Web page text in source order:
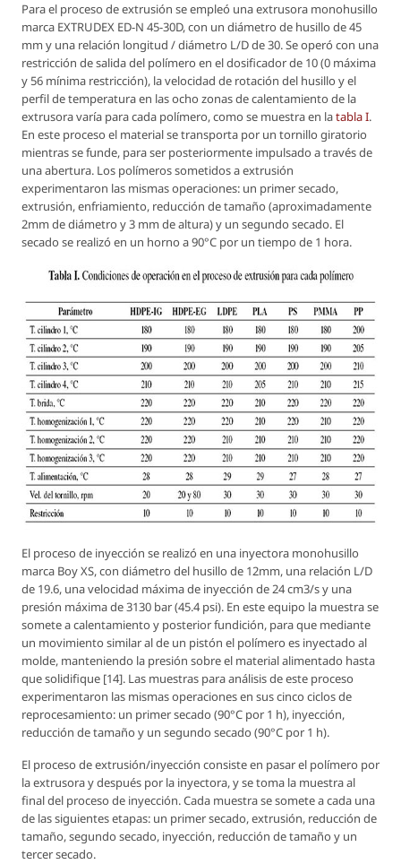
Para el proceso de extrusión se empleó una extrusora monohusillo
marca EXTRUDEX ED-N 45-30D, con un diámetro de husillo de 45
mm y una relación longitud / diámetro L/D de 30. Se operó con una
restricción de salida del polímero en el dosificador de 10 (0 máxima
y 56 mínima restricción), la velocidad de rotación del husillo y el
perfil de temperatura en las ocho zonas de calentamiento de la
extrusora varía para cada polímero, como se muestra en latabla I.
En este proceso el material se transporta por un tornillo giratorio
mientras se funde, para ser posteriormente impulsado a través de
una abertura. Los polímeros sometidos a extrusión
experimentaron las mismas operaciones: un primer secado,
extrusión, enfriamiento, reducción de tamaño (aproximadamente
2mm de diámetro y 3 mm de altura) y un segundo secado. El
secado se realizó en un horno a 90°C por un tiempo de 1 hora.
El proceso de inyección se realizó en una inyectora monohusillo
marca Boy XS, con diámetro del husillo de 12mm, una relación L/D
de 19.6, una velocidad máxima de inyección de 24 cm3/s y una
presión máxima de 3130 bar (45.4 psi). En este equipo la muestra se
somete a calentamiento y posterior fundición, para que mediante
un movimiento similar al de un pistón el polímero es inyectado al
molde, manteniendo la presión sobre el material alimentado hasta
que solidifique [14]. Las muestras para análisis de este proceso
experimentaron las mismas operaciones en sus cinco ciclos de
reprocesamiento: un primer secado (90°C por 1 h), inyección,
reducción de tamaño y un segundo secado (90°C por 1 h).
El proceso de extrusión/inyección consiste en pasar el polímero por
la extrusora y después por la inyectora, y se toma la muestra al
final del proceso de inyección. Cada muestra se somete a cada una
de las siguientes etapas: un primer secado, extrusión, reducción de
tamaño, segundo secado, inyección, reducción de tamaño y un
tercer secado.